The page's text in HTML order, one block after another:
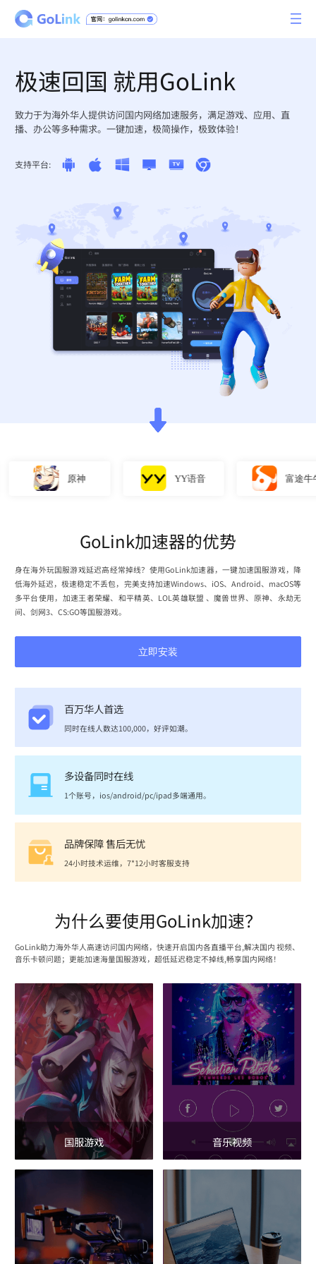
极速回国 就用GoLink
致力于为海外华人提供访问国内网络加速服务，满足游戏、应用、直
播、办公等多种需求。一键加速，极简操作，极致体验！
支持平台:
原神 YY语音 富途牛牛
GoLink加速器的优势
身在海外玩国服游戏延迟高经常掉线？使用GoLink加速器，一键加速国服游戏，降
低海外延迟，极速稳定不丢包，完美支持加速Windows、iOS、Android、macOS等
多平台使用，加速王者荣耀、和平精英、LOL英雄联盟 、魔兽世界、原神、永劫无
间、剑网3、CS:GO等国服游戏。
立即安装
百万华人首选
同时在线人数达100,000，好评如潮。
多设备同时在线
1个账号，ios/android/pc/ipad多端通用。
品牌保障 售后无忧
24小时技术运维，7*12小时客服支持
为什么要使用GoLink加速？
GoLink助力海外华人高速访问国内网络，快速开启国内各直播平台,解决国内 视频、
音乐卡顿问题；更能加速海量国服游戏，超低延迟稳定不掉线,畅享国内网络！
国服游戏 音乐视频